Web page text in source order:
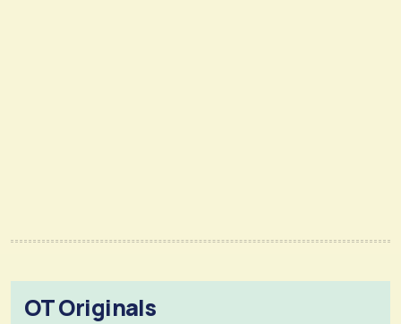
OT Originals